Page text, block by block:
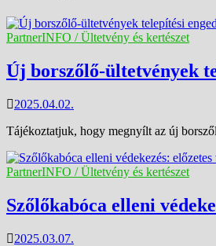
PartnerINFO / Ültetvény és kertészet
Új borszőlő-ültetvények
2025.04.02.
Tájékoztatjuk, hogy megnyílt az új
PartnerINFO / Ültetvény és kertészet
Szőlőkabóca elleni
2025.03.07.